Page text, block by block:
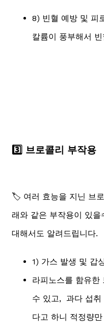
8) 빈혈 예방 및 피
칼륨이 풍부해서
3️⃣ 브로콜리 부작용
🏷️ 여러 효능을 지닌 브
래와 같은 부작용이 있
대해서도 알려드립니다.
1) 가스 발생 및 갑
라피노스를 함유한
수 있고, 과다 섭취
다고 하니 적정량